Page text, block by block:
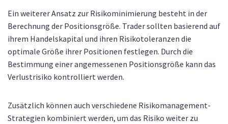
Ein weiterer Ansatz zur Risikominimierung besteht in der
Berechnung der Positionsgröße. Trader sollten basierend auf
ihrem Handelskapital und ihren Risikotoleranzen die
optimale Größe ihrer Positionen festlegen. Durch die
Bestimmung einer angemessenen Positionsgröße kann das
Verlustrisiko kontrolliert werden.
Zusätzlich können auch verschiedene Risikomanagement-
Strategien kombiniert werden, um das Risiko weiter zu